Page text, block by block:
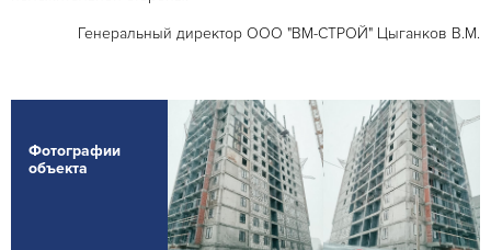
Генеральный директор ООО "ВМ-СТРОЙ" Цыганков В.М.
Фотографии
объекта